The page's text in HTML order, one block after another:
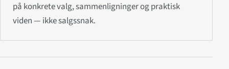
på konkrete valg, sammenligninger og praktisk
viden — ikke salgssnak.